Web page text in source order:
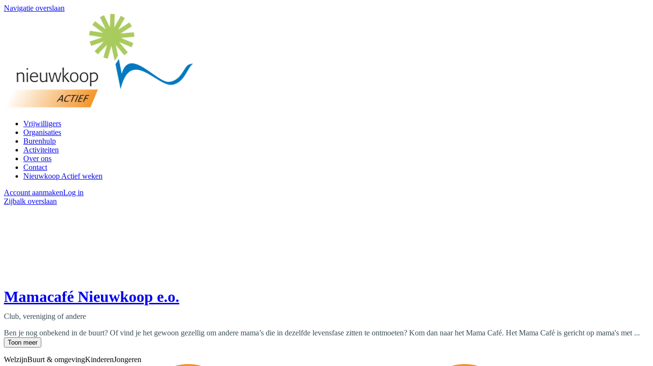
Navigatie overslaan
Vrijwilligers
Organisaties
Burenhulp
Activiteiten
Over ons
Contact
Nieuwkoop Actief weken
Account aanmakenLog in
Zijbalk overslaan
Mamacafé Nieuwkoop e.o.
Club, vereniging of andere
Ben je nog onbekend in de buurt? Of vind je het gewoon gezellig om andere mama’s die in dezelfde levensfase zitten te ontmoeten? Kom dan naar het Mama Café. Het Mama Café is gericht op mama's met ...
Toon meer
WelzijnBuurt & omgevingKinderenJongeren